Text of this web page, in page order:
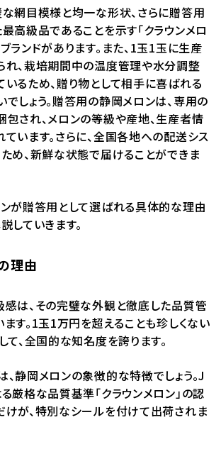
網目模様と均一な形状、さらに贈答用
高級品であることを示す「クラウンメロ
ランドがあります。また、1玉1玉に生産
れ、栽培期間中の温度管理や水分調整
るため、贈り物として相手に喜ばれる
しょう。贈答用の静岡メロンは、専用の
され、メロンの等級や産地、生産者情
います。さらに、全国各地への配送シス
め、新鮮な状態で届けることができま
が贈答用として選ばれる具体的な理由
していきます。
理由
は、その完璧な外観と徹底した品質管
す。1玉1万円を超えることも珍しくない
て、全国的な知名度を誇ります。
静岡メロンの象徴的な特徴でしょう。J
厳格な品質基準「クラウンメロン」の認
が、特別なシールを付けて出荷されま